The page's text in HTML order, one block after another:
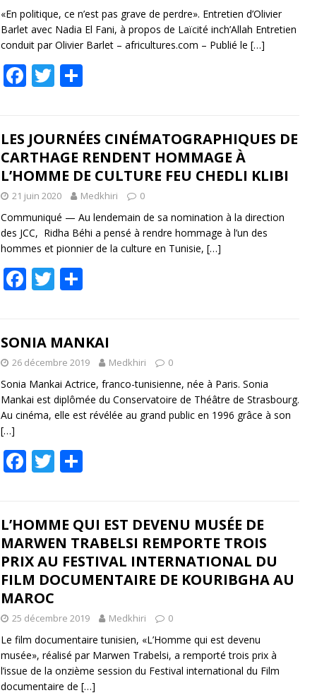
«En politique, ce n’est pas grave de perdre». Entretien d’Olivier
Barlet avec Nadia El Fani, à propos de Laïcité inch’Allah Entretien
conduit par Olivier Barlet – africultures.com – Publié le […]
F
b
o
o
k
T
er g
er
LES JOURNÉES CINÉMATOGRAPHIQUES DE
CARTHAGE RENDENT HOMMAGE À
L’HOMME DE CULTURE FEU CHEDLI KLIBI
21 juin 2020 Medkhiri 0
Communiqué — Au lendemain de sa nomination à la direction
des JCC, Ridha Béhi a pensé à rendre hommage à l’un des
hommes et pionnier de la culture en Tunisie, […]
F
b
o
o
k
T
er g
er
SONIA MANKAI
26 décembre 2019 Medkhiri 0
Sonia Mankai Actrice, franco-tunisienne, née à Paris. Sonia
Mankai est diplômée du Conservatoire de Théâtre de Strasbourg.
Au cinéma, elle est révélée au grand public en 1996 grâce à son
[…]
F
b
o
o
k
T
er g
er
L’HOMME QUI EST DEVENU MUSÉE DE
MARWEN TRABELSI REMPORTE TROIS
PRIX AU FESTIVAL INTERNATIONAL DU
FILM DOCUMENTAIRE DE KOURIBGHA AU
MAROC
25 décembre 2019 Medkhiri 0
Le film documentaire tunisien, «L’Homme qui est devenu
musée», réalisé par Marwen Trabelsi, a remporté trois prix à
l’issue de la onzième session du Festival international du Film
documentaire de […]